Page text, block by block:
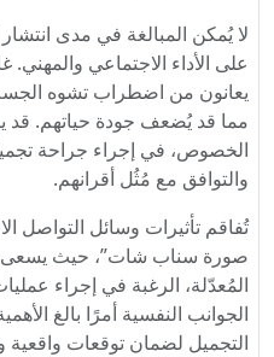
لا يُمكن المبالغة في مدى
على الأداء الاجتماعي والمهني.
يعانون من اضطراب تشوه الجسم
مما قد يُضعف جودة حياتهم. قد
الخصوص، في إجراء جراحة
والتوافق مع مُثُل أقرانهم.
تُفاقم تأثيرات وسائل التواصل
صورة سناب شات”، حيث يسعى
المُعدّلة، الرغبة في إجراء
الجوانب النفسية أمرًا بالغ
التجميل لضمان توقعات واقعية